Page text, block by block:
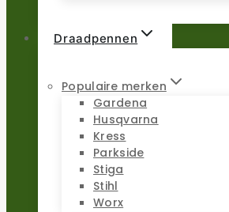
Draadpennen
Populaire merken
Gardena
Husqvarna
Kress
Parkside
Stiga
Stihl
Worx